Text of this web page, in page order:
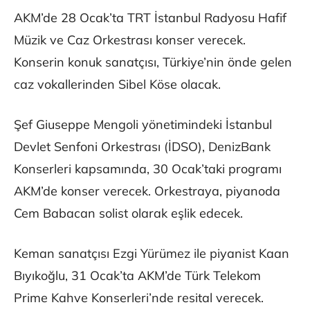
AKM’de 28 Ocak’ta TRT İstanbul Radyosu Hafif
Müzik ve Caz Orkestrası konser verecek.
Konserin konuk sanatçısı, Türkiye’nin önde gelen
caz vokallerinden Sibel Köse olacak.
Şef Giuseppe Mengoli yönetimindeki İstanbul
Devlet Senfoni Orkestrası (İDSO), DenizBank
Konserleri kapsamında, 30 Ocak’taki programı
AKM’de konser verecek. Orkestraya, piyanoda
Cem Babacan solist olarak eşlik edecek.
Keman sanatçısı Ezgi Yürümez ile piyanist Kaan
Bıyıkoğlu, 31 Ocak’ta AKM’de Türk Telekom
Prime Kahve Konserleri’nde resital verecek.